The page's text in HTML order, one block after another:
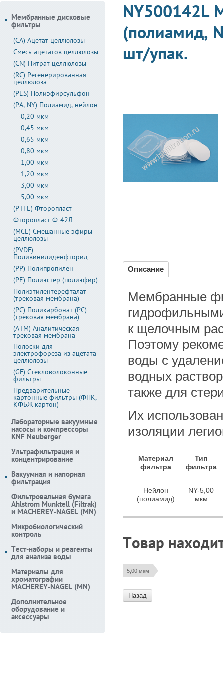
NY500142L
(полиамид,
шт/упак.
Описание
Мембранные
к щелочным
Поэтому
воды с
водных
также для
Их
изоляции
Материал
фильтра
Тип
фильтра
Нейлон
(полиамид)
NY-5,00
мкм
Товар
5,00 мкм
Назад
Мембранные дисковые
фильтры
(CA) Ацетат целлюлозы
Смесь ацетатов целлюлозы
(CN) Нитрат целлюлозы
(RC) Регенерированная
целлюлоза
(PES) Полиэфирсульфон
(PA, NY) Полиамид, нейлон
0,20 мкм
0,45 мкм
0,65 мкм
0,80 мкм
1,00 мкм
1,20 мкм
3,00 мкм
5,00 мкм
(PTFE) Фторопласт
Фторопласт Ф-42Л
(MCE) Смешанные эфиры
целлюлозы
(PVDF)
Поливинилиденфторид
(PP) Полипропилен
(PE) Полиэстер (полиэфир)
Полиэтилентерефталат
(трековая мембрана)
(PC) Поликарбонат (PC)
(трековая мембрана)
(АТМ) Аналитическая
трековая мембрана
Полоски для
электрофореза из ацетата
целлюлозы
(GF) Стекловолоконные
фильтры
Предварительные
картонные фильтры (ФПК,
КФБЖ картон)
Лабораторные вакуумные
насосы и компрессоры
KNF Neuberger
Ультрафильтрация и
концентрирование
Вакуумная и напорная
фильтрация
Фильтровальная бумага
Ahlstrom Munktell (Filtrak)
и MACHEREY-NAGEL (MN)
Микробиологический
контроль
Тест-наборы и реагенты
для анализа воды
Материалы для
хроматографии
MACHEREY-NAGEL (MN)
Дополнительное
оборудование и
аксессуары